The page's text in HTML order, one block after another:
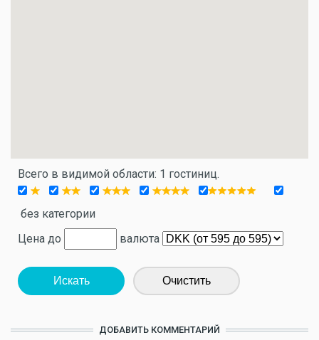
Всего в видимой области: 1 гостиниц.
без категории
Цена до
валюта
Искать Очистить
ДОБАВИТЬ КОММЕНТАРИЙ